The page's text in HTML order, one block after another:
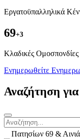
Εργατοϋπαλληλικά
69+3
Kλαδικές Ομοσπονδίες
Ενημερωθείτε
Αναζήτηση
Πατησίων 69 &